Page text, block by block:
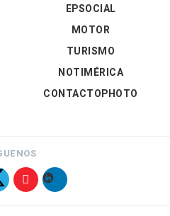
EPSOCIAL
MOTOR
TURISMO
NOTIMÉRICA
CONTACTOPHOTO